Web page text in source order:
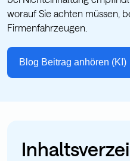
worauf Sie achten müssen,
Firmenfahrzeugen.
Blog Beitrag anhören (KI)